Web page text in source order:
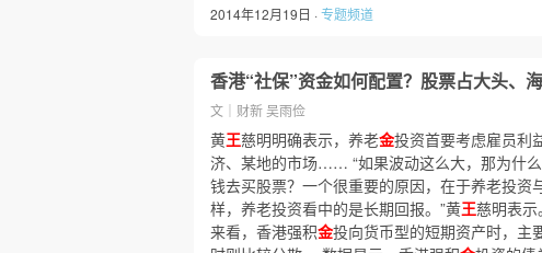
2014年12月19日 ·专题频道
香港“社保”资金如何配置？股票占大头、
文｜财新 吴雨俭
黄王慈明明确表示，养老金投资首要考虑雇员利
济、某地的市场…… “如果波动这么大，那为什
钱去买股票？一个很重要的原因，在于养老投资
样，养老投资看中的是长期回报。”黄王慈明表
来看，香港强积金投向货币型的短期资产时，主